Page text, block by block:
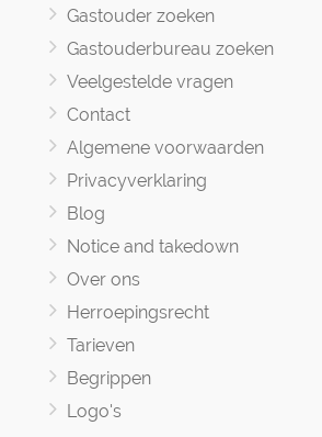
Gastouder zoeken
Gastouderbureau zoeken
Veelgestelde vragen
Contact
Algemene voorwaarden
Privacyverklaring
Blog
Notice and takedown
Over ons
Herroepingsrecht
Tarieven
Begrippen
Logo's